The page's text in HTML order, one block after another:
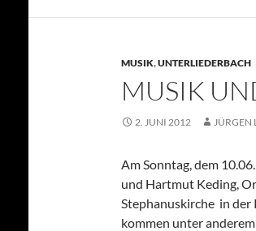
MUSIK,UNTERLIEDERBACH
MUSIK
2. JUNI 2012 JÜRGEN
Am Sonntag, dem
und Hartmut Keding,
Stephanuskirche in der
kommen unter